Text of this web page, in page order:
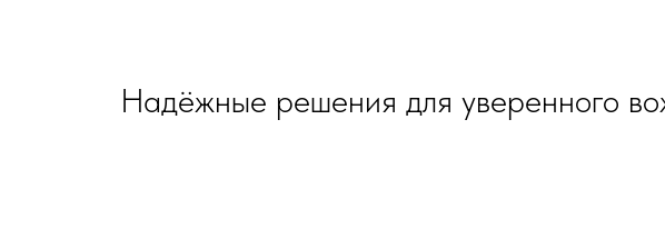
Надёжные решения для уверенного